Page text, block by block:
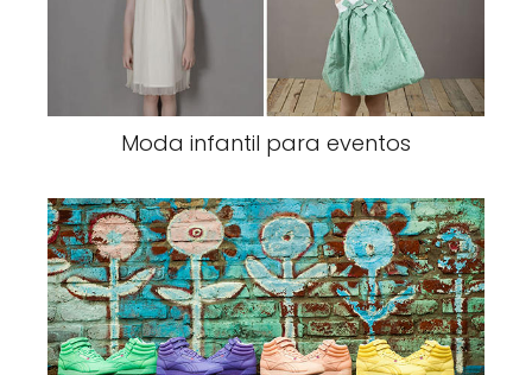
Moda infantil para eventos